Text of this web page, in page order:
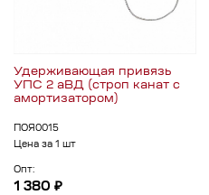
Удерживающая привязь
УПС 2 аВД (строп канат с
амортизатором)
ПОЯ0015
Цена за 1 шт
Опт:
1 380 ₽